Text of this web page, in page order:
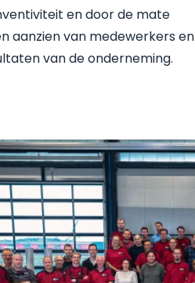
en door de mate
aanzien van medewerkers en
van de onderneming.